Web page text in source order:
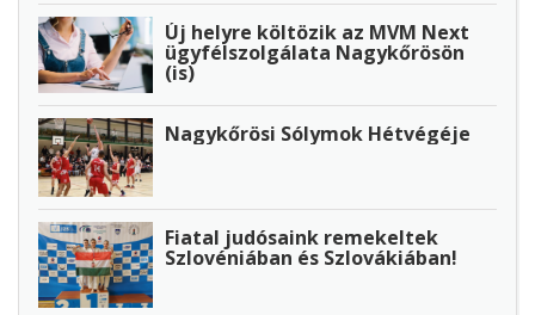
Új helyre költözik az MVM Next
ügyfélszolgálata Nagykőrösön
(is)
Nagykőrösi Sólymok Hétvégéje
Fiatal judósaink remekeltek
Szlovéniában és Szlovákiában!